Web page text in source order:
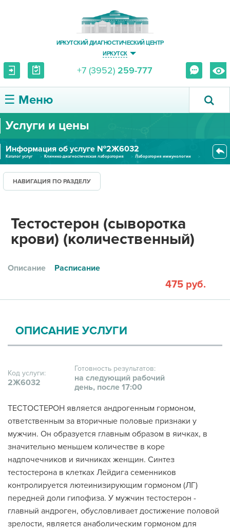
ИРКУТСКИЙ ДИАГНОСТИЧЕСКИЙ ЦЕНТР
ИРКУТСК
+7 (3952) 259-777
☰ Меню
О ЦЕНТРЕ
УСЛУГИ И ЦЕНЫ
ПАЦИЕНТУ
ПРАВОВАЯ ИНФОРМАЦИЯ
Услуги и цены
Информация об услуге №2Ж6032
Каталог услуг Клинико-диагностическая лаборатория
Лаборатория иммунологии
НАВИГАЦИЯ ПО РАЗДЕЛУ
Тестостерон (сыворотка
крови) (количественный)
Описание Расписание
475 руб.
ОПИСАНИЕ УСЛУГИ
Код услуги:
2Ж6032
Готовность результатов:
на следующий рабочий
день, после 17:00
ТЕСТОСТЕРОН является андрогенным гормоном,
ответственным за вторичные половые признаки у
мужчин. Он образуется главным образом в яичках, в
значительно меньшем количестве в коре
надпочечников и яичниках женщин. Синтез
тестостерона в клетках Лейдига семенников
контролируется лютеинизирующим гормоном (ЛГ)
передней доли гипофиза. У мужчин тестостерон -
главный андроген, обусловливает достижение половой
зрелости, является анаболическим гормоном для